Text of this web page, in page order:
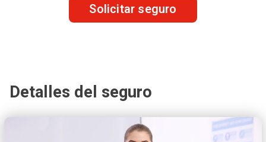
Solicitar seguro
Detalles del seguro